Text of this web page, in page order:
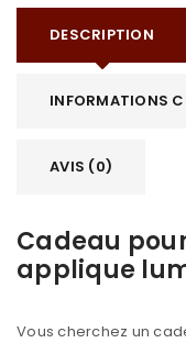
DESCRIPTION
INFORMATIONS
AVIS (0)
Cadeau
applique
Vous cherchez un